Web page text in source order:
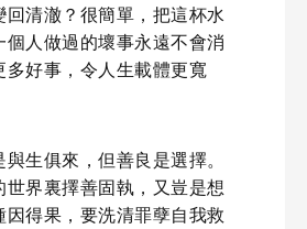
清澈？很簡單，把這杯水
人做過的壞事永遠不會消
多好事，令人生載體更寬
生俱來，但善良是選擇。
界裏擇善固執，又豈是想
得果，要洗清罪孽自我救